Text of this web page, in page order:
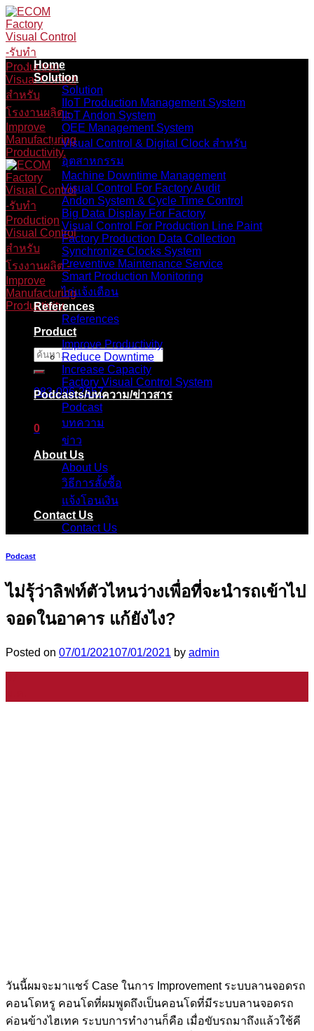
Skip
to
content
ค้นหา:
083-096-2657
0
ตะกร้าสินค้า
ไม่มีสินค้าในตะกร้า
Home
Solution
Solution
IIoT Production Management System
IIoT Andon System
OEE Management System
Visual Control & Digital Clock สำหรับ
อุตสาหกรรม
Machine Downtime Management
Visual Control For Factory Audit
Andon System & Cycle Time Control
Big Data Display For Factory
Visual Control For Production Line Paint
Factory Production Data Collection
Synchronize Clocks System
Preventive Maintenance Service
Smart Production Monitoring
ไก่แจ้งเตือน
References
References
Product
Improve Productivity
Reduce Downtime
Increase Capacity
Factory Visual Control System
Podcasts/บทความ/ข่าวสาร
Podcast
บทความ
ข่าว
About Us
About Us
วิธีการสั้งซื้อ
แจ้งโอนเงิน
Contact Us
Contact Us
Podcast
ไม่รุ้ว่าลิฟท์ตัวไหนว่างเพื่อที่จะนำรถเข้าไป
จอดในอาคาร แก้ยังไง?
Posted on 07/01/202107/01/2021 by admin
วันนี้ผมจะมาแชร์ Case ในการ Improvement ระบบลานจอดรถ
คอนโดหรู คอนโดที่ผมพูดถึงเป็นคอนโดที่มีระบบลานจอดรถ
ค่อนข้างไฮเทค ระบบการทำงานก็คือ เมื่อขับรถมาถึงแล้วใช้คี